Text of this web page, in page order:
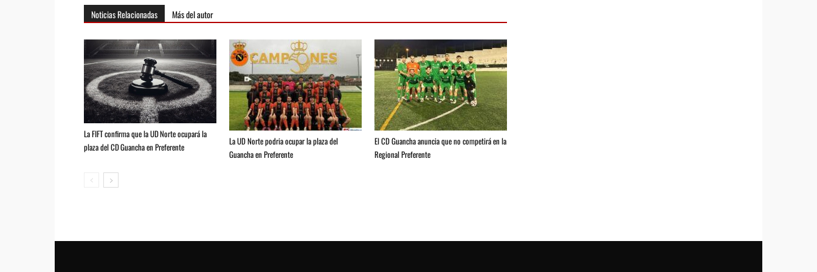
Noticias Relacionadas Más del autor
La FIFT confirma que la UD Norte ocupará la
plaza del CD Guancha en Preferente
La UD Norte podria ocupar la plaza del
Guancha en Preferente
El CD Guancha anuncia que no competirá en la
Regional Preferente